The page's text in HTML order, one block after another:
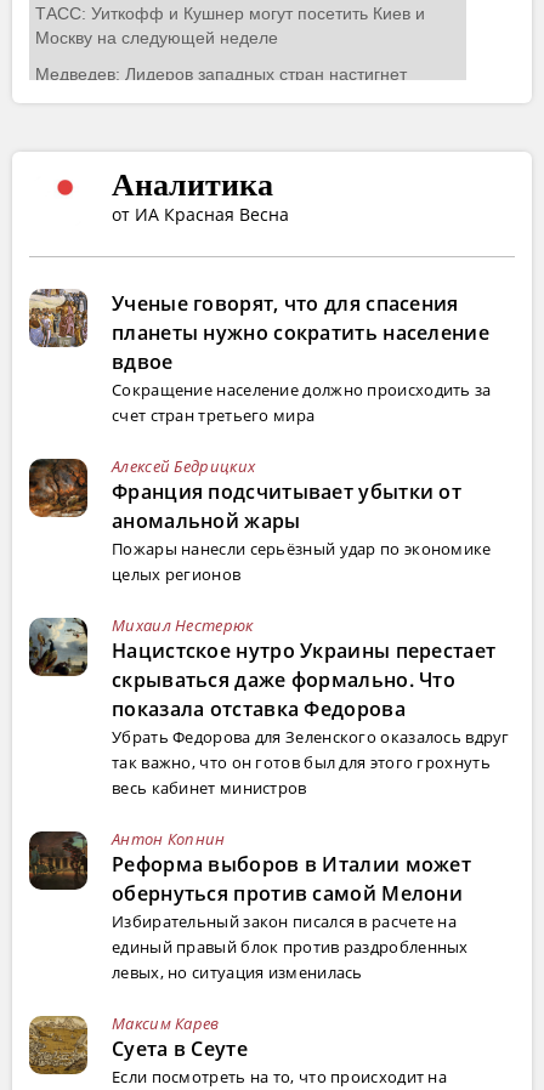
Аналитика
от ИА Красная Весна
Ученые говорят, что для спасения
планеты нужно сократить население
вдвое
Сокращение население должно происходить за
счет стран третьего мира
Алексей Бедрицких
Франция подсчитывает убытки от
аномальной жары
Пожары нанесли серьёзный удар по экономике
целых регионов
Михаил Нестерюк
Нацистское нутро Украины перестает
скрываться даже формально. Что
показала отставка Федорова
Убрать Федорова для Зеленского оказалось вдруг
так важно, что он готов был для этого грохнуть
весь кабинет министров
Антон Копнин
Реформа выборов в Италии может
обернуться против самой Мелони
Избирательный закон писался в расчете на
единый правый блок против раздробленных
левых, но ситуация изменилась
Максим Карев
Суета в Сеуте
Если посмотреть на то, что происходит на